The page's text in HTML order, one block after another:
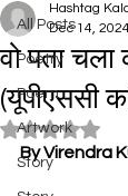
All Posts
Poetry
Poem
Artwork
Story
वो पता
(यूपीएससी
Hashtag
Dec 14, 2024
Rated
By Virendra